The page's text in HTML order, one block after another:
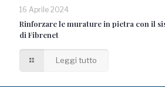
16 Aprile 2024
Rinforzare le murature in pietra con il
di Fibrenet
Leggi tutto